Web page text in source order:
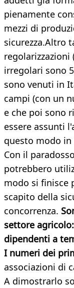
pienamente
mezzi di
sicurezza.Altro
irregolari sono
sono venuti in
campi (con un
e che poi sono
essere assunti
questo modo
Con il
potrebbero
modo si finisce
scapito della
concorrenza.
settore
dipendenti a
I numeri dei
associazioni di
A dimostrarlo